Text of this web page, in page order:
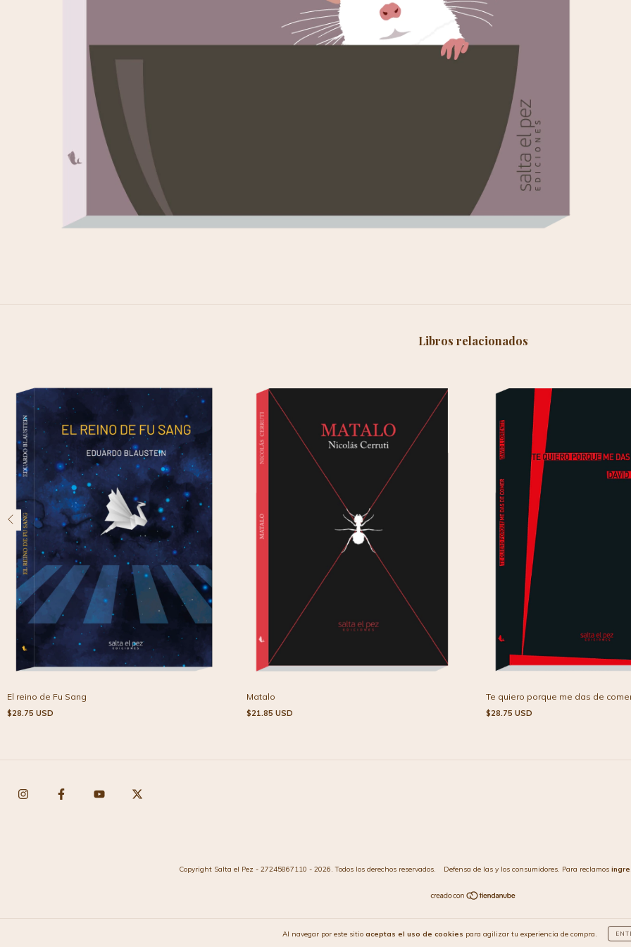
Al navegar por este sitio aceptas el uso de cookies para agilizar tu experiencia de compra.
Libros relacionados
El reino de Fu Sang
$28.75 USD
Matalo
$21.85 USD
Te quiero porque me das de
$28.75 USD
Copyright Salta el Pez - 27245867110 - 2026. Todos los derechos reservados. Defensa de las y los consumidores. Para reclamos